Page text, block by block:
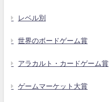
レベル別
世界のボードゲーム賞
アラカルト・カードゲーム賞
ゲームマーケット大賞